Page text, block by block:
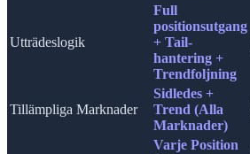
Utträdeslogik
Full
positionsutgang
+ Tail-
hantering +
Trendfoljning
Tillämpliga Marknader
Sidledes +
Trend (Alla
Marknader)
Varje Position